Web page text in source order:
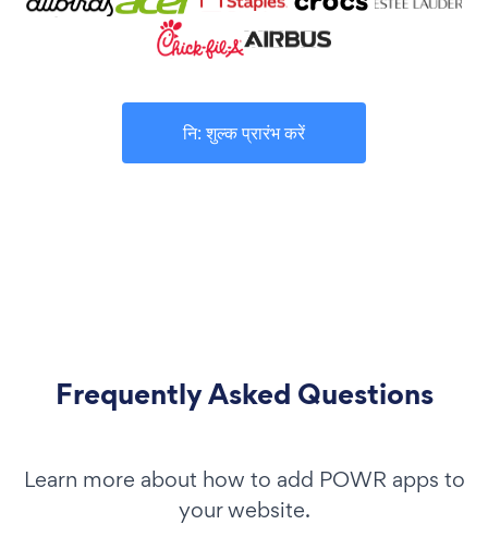
नि: शुल्क प्रारंभ करें
Frequently Asked Questions
Learn more about how to add POWR apps to
your website.